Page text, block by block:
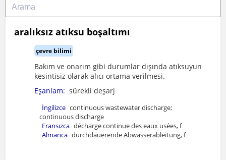
aralıksız atıksu boşaltımı
çevre bilimi
Bakım ve onarım gibi durumlar dışında atıksuyun
kesintisiz olarak alıcı ortama verilmesi.
Eşanlam: sürekli deşarj
İngilizce continuous wastewater discharge;
continuous discharge
Fransızca décharge continue des eaux usées, f
Almanca durchdauerende Abwasserableitung, f